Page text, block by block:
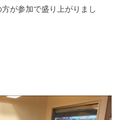
が参加で盛り上がりまし